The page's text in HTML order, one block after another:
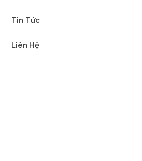
Tin Tức
Liên Hệ